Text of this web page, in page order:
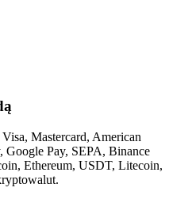
Mastercard, American
Google Pay, SEPA, Binance
Ethereum, USDT, Litecoin,